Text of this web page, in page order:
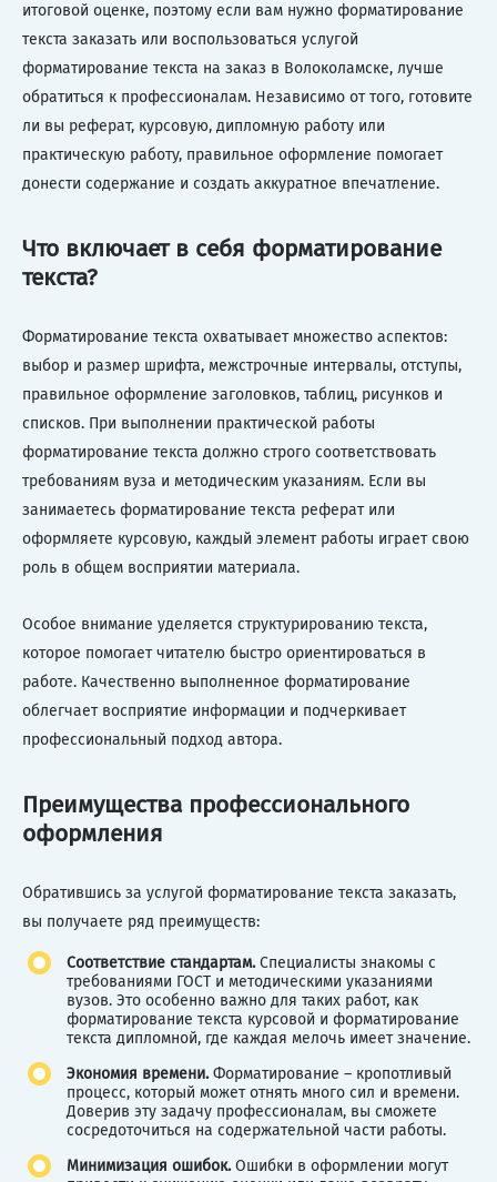
итоговой оценке, поэтому если вам нужно форматирование
текста заказать или воспользоваться услугой
форматирование текста на заказ в Волоколамске, лучше
обратиться к профессионалам. Независимо от того, готовите
ли вы реферат, курсовую, дипломную работу или
практическую работу, правильное оформление помогает
донести содержание и создать аккуратное впечатление.
Что включает в себя форматирование
текста?
Форматирование текста охватывает множество аспектов:
выбор и размер шрифта, межстрочные интервалы, отступы,
правильное оформление заголовков, таблиц, рисунков и
списков. При выполнении практической работы
форматирование текста должно строго соответствовать
требованиям вуза и методическим указаниям. Если вы
занимаетесь форматирование текста реферат или
оформляете курсовую, каждый элемент работы играет свою
роль в общем восприятии материала.
Особое внимание уделяется структурированию текста,
которое помогает читателю быстро ориентироваться в
работе. Качественно выполненное форматирование
облегчает восприятие информации и подчеркивает
профессиональный подход автора.
Преимущества профессионального
оформления
Обратившись за услугой форматирование текста заказать,
вы получаете ряд преимуществ:
Соответствие стандартам.Специалисты знакомы с
требованиями ГОСТ и методическими указаниями
вузов. Это особенно важно для таких работ, как
форматирование текста курсовой и форматирование
текста дипломной, где каждая мелочь имеет значение.
Экономия времени.Форматирование – кропотливый
процесс, который может отнять много сил и времени.
Доверив эту задачу профессионалам, вы сможете
сосредоточиться на содержательной части работы.
Минимизация ошибок.Ошибки в оформлении могут